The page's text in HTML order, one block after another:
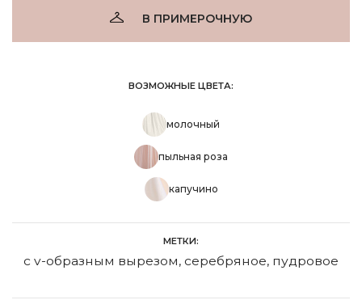
В ПРИМЕРОЧНУЮ
ВОЗМОЖНЫЕ ЦВЕТА:
молочный
пыльная роза
капучино
МЕТКИ:
с v-образным вырезом, серебряное, пудровое